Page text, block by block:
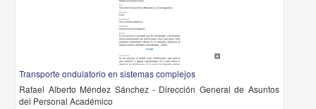
Transporte ondulatorio en sistemas complejos
Rafael Alberto Méndez Sánchez - Dirección General de Asuntos
del Personal Académico